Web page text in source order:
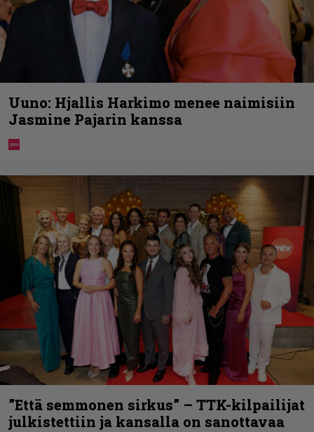
Uuno: Hjallis Harkimo menee naimisiin
Jasmine Pajarin kanssa
”Että semmonen sirkus” – TTK-kilpailijat
julkistettiin ja kansalla on sanottavaa